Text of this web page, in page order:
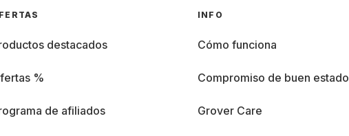
destacados
%
de afiliados
INFO
Cómo funciona
Compromiso de buen estado
Grover Care